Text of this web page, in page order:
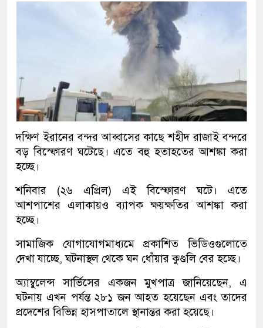
দক্ষিণ ইরানের বন্দর আব্বাসের কাছে শহীদ রাজাই বন্দরে
বড় বিস্ফোরণ ঘটেছে। এতে বহু হতাহতের আশঙ্কা করা
হচ্ছে।
শনিবার (২৬ এপ্রিল) এই বিস্ফোরণ ঘটে। এতে
আশপাশের এলাকায়ও ব্যাপক ক্ষয়ক্ষতির আশঙ্কা করা
হচ্ছে।
সামাজিক যোগাযোগমাধ্যমে প্রকাশিত ভিডিওগুলোতে
দেখা যাচ্ছে, ঘটনাস্থল থেকে ঘন ধোঁয়ার কুণ্ডলি বের হচ্ছে।
অ্যাম্বুলেন্স সার্ভিসের একজন মুখপাত্র জানিয়েছেন, এ
ঘটনায় এখন পর্যন্ত ২৮১ জন আহত হয়েছেন এবং তাদের
প্রদেশের বিভিন্ন হাসপাতালে স্থানান্তর করা হয়েছে।